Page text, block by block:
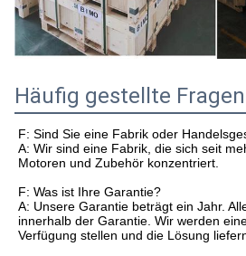
Häufig gestellte Fragen
F: Sind Sie eine Fabrik oder
A: Wir sind eine Fabrik, die sich seit
Motoren und Zubehör konzentriert.
F: Was ist Ihre Garantie?
A: Unsere Garantie beträgt ein Jahr.
innerhalb der Garantie. Wir werden
Verfügung stellen und die Lösung